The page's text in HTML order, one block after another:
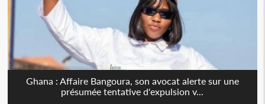
Ghana : Affaire Bangoura, son avocat alerte sur une
présumée tentative d'expulsion v...